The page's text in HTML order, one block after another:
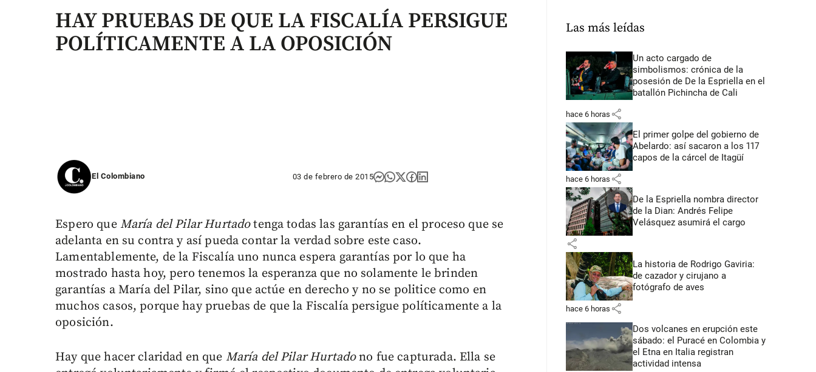
HAY PRUEBAS DE QUE LA FISCALÍA PERSIGUE
POLÍTICAMENTE A LA OPOSICIÓN
El Colombiano 03 de febrero de 2015
Espero que María del Pilar Hurtadotenga todas las garantías en el proceso que se
adelanta en su contra y así pueda contar la verdad sobre este caso.
Lamentablemente, de la Fiscalía uno nunca espera garantías por lo que ha
mostrado hasta hoy, pero tenemos la esperanza que no solamente le brinden
garantías a María del Pilar, sino que actúe en derecho y no se politice como en
muchos casos, porque hay pruebas de que la Fiscalía persigue políticamente a la
oposición.
Hay que hacer claridad en que María del Pilar Hurtadono fue capturada. Ella se
Las más leídas
Un acto cargado de
simbolismos: crónica de la
posesión de De la Espriella en el
batallón Pichincha de Cali
hace 6 horas share
El primer golpe del gobierno de
Abelardo: así sacaron a los 117
capos de la cárcel de Itagüí
hace 6 horas share
De la Espriella nombra director
de la Dian: Andrés Felipe
Velásquez asumirá el cargo
share
La historia de Rodrigo Gaviria:
de cazador y cirujano a
fotógrafo de aves
hace 6 horas share
Dos volcanes en erupción este
sábado: el Puracé en Colombia y
el Etna en Italia registran
actividad intensa